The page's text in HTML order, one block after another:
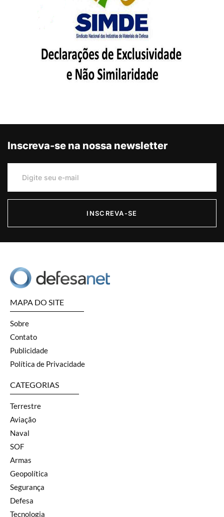
Inscreva-se na nossa newsletter
INSCREVA-SE
MAPA DO SITE
Sobre
Contato
Publicidade
Política de Privacidade
CATEGORIAS
Terrestre
Aviação
Naval
SOF
Armas
Geopolítica
Segurança
Defesa
Tecnologia